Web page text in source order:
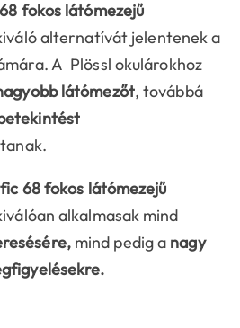
fokos látómezejű
alternatívát jelentenek a
A Plössl okulárokhoz
látómezőt, továbbá
68 fokos látómezejű
alkalmasak mind
mind pedig a nagy